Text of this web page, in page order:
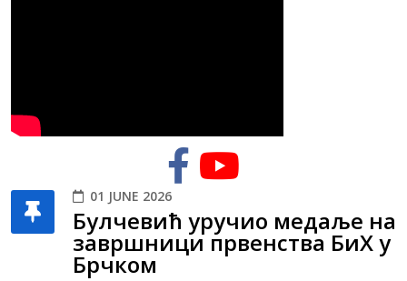
01 JUNE 2026
Булчевић уручио медаље на
завршници првенства БиХ у
Брчком